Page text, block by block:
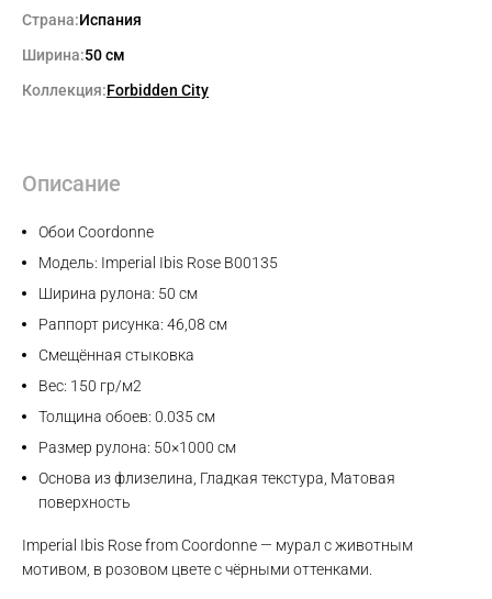
Страна:Испания
Ширина:50 см
Коллекция:Forbidden City
Описание
Обои Coordonne
Модель: Imperial Ibis Rose B00135
Ширина рулона: 50 см
Раппорт рисунка: 46,08 см
Смещённая стыковка
Вес: 150 гр/м2
Толщина обоев: 0.035 см
Размер рулона: 50×1000 см
Основа из флизелина, Гладкая текстура, Матовая
поверхность
Imperial Ibis Rose from Coordonne — мурал с животным
мотивом, в розовом цвете с чёрными оттенками.